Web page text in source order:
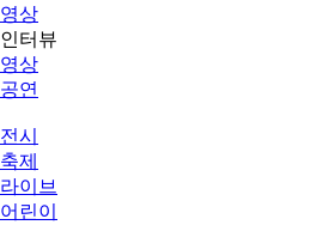
영상
인터뷰
영상
공연
전시
축제
라이브
어린이